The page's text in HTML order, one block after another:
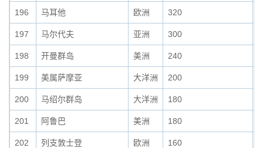
196 马耳他 欧洲 320
197 马尔代夫 亚洲 300
198 开曼群岛 美洲 240
199 美属萨摩亚 大洋洲 200
200 马绍尔群岛 大洋洲 180
201 阿鲁巴 美洲 180
202 列支敦士登 欧洲 160